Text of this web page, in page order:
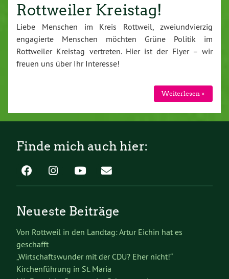
Rottweiler Kreistag!
Liebe Menschen im Kreis Rottweil, zweiundvierzig
engagierte Menschen möchten Grüne Politik im
Rottweiler Kreistag vertreten. Hier ist der Flyer – wir
freuen uns über Ihr Interesse!
Weiterlesen »
Finde mich auch hier:
Neueste Beiträge
Von Rottweil in den Landtag: Artur Eichin hat es
geschafft
„Wirtschaftswunder mit der CDU? Eher nicht!“
Kirchenführung in St. Maria